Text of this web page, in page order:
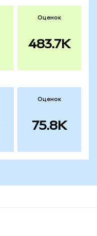
Оценок
483.7K
Оценок
75.8K